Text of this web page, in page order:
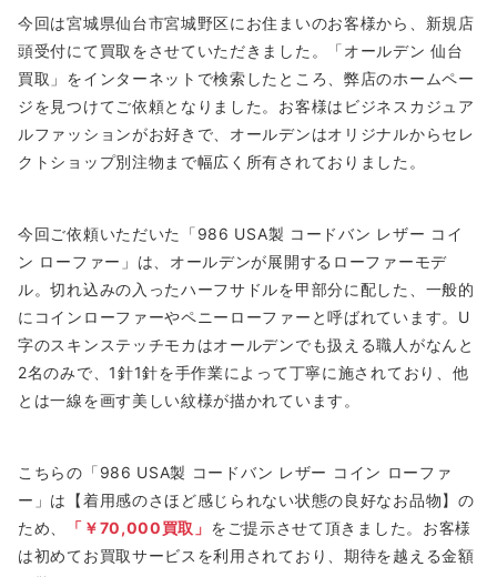
今回は宮城県仙台市宮城野区にお住まいのお客様から、新規店
頭受付にて買取をさせていただきました。「オールデン 仙台
買取」をインターネットで検索したところ、弊店のホームペー
ジを見つけてご依頼となりました。お客様はビジネスカジュア
ルファッションがお好きで、オールデンはオリジナルからセレ
クトショップ別注物まで幅広く所有されておりました。
今回ご依頼いただいた「986 USA製 コードバン レザー コイ
ン ローファー」は、オールデンが展開するローファーモデ
ル。切れ込みの入ったハーフサドルを甲部分に配した、一般的
にコインローファーやペニーローファーと呼ばれています。U
字のスキンステッチモカはオールデンでも扱える職人がなんと
2名のみで、1針1針を手作業によって丁寧に施されており、他
とは一線を画す美しい紋様が描かれています。
こちらの「986 USA製 コードバン レザー コイン ローファ
ー」は【着用感のさほど感じられない状態の良好なお品物】の
ため、
「￥70,000買取」 をご提示させて頂きました。お客様
は初めてお買取サービスを利用されており、期待を越える金額